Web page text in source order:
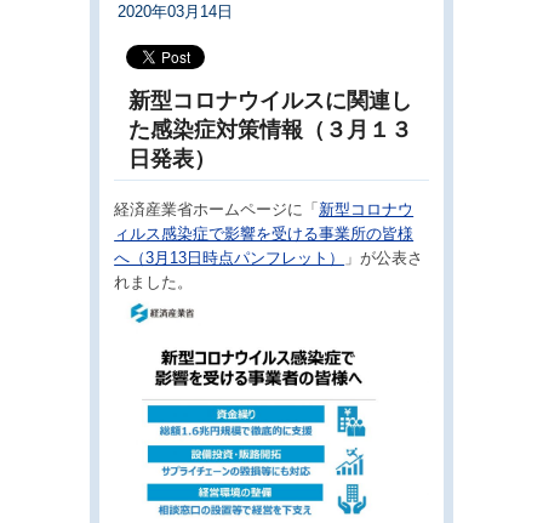
2020年03月14日
新型コロナウイルスに関連し
た感染症対策情報（３月１３
日発表）
経済産業省ホームページに「 新型コロナウ
ィルス感染症で影響を受ける事業所の皆様
へ（3月13日時点パンフレット）
」が公表さ
れました。